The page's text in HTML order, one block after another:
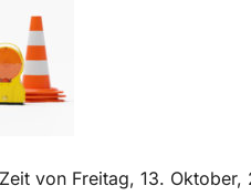
von Freitag, 13.